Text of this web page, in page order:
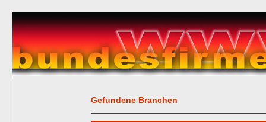
Gefundene Branchen